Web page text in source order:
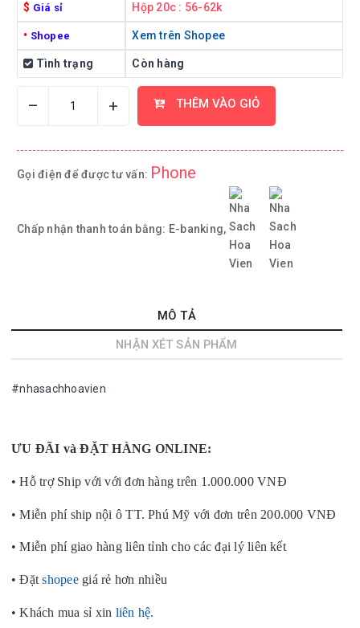
$ Giá sỉ Hộp 20c : 56-62k
• Shopee Xem trên Shopee
Tình trạng Còn hàng
– + THÊM VÀO GIỎ
Gọi điện để được tư vấn: Phone
Chấp nhận thanh toán bằng: E-banking,
MÔ TẢ
NHẬN XÉT SẢN PHẨM
#nhasachhoavien
ƯU ĐÃI và ĐẶT HÀNG ONLINE:
• Hỗ trợ Ship với với đơn hàng trên 1.000.000 VNĐ
• Miễn phí ship nội ô TT. Phú Mỹ với đơn trên 200.000 VNĐ
• Miễn phí giao hàng liên tỉnh cho các đại lý liên kết
• Đặtshopeegiá rẻ hơn nhiều
• Khách mua sỉ xin liên hệ.